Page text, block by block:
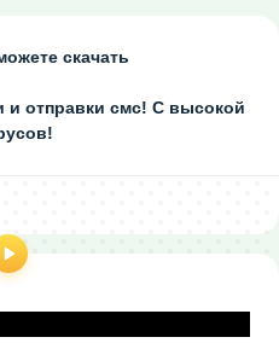
скачать
и отправки смс! С высокой